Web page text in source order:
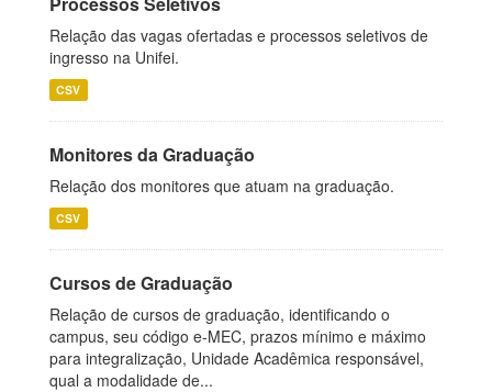
Relação das vagas ofertadas e processos seletivos de
ingresso na Unifei.
CSV
Monitores da Graduação
Relação dos monitores que atuam na graduação.
CSV
Cursos de Graduação
Relação de cursos de graduação, identificando o
campus, seu código e-MEC, prazos mínimo e máximo
para integralização, Unidade Acadêmica responsável,
qual a modalidade de...